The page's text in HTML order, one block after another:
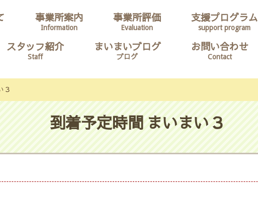
事業所案内
Information
事業所評価
Evaluation
支援プログラム
support program
スタッフ紹介
Staff
まいまいブログ
ブログ
お問い合わせ
Contact
３
到着予定時間 まいまい３